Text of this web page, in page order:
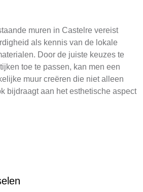
muren in Castelre vereist
als kennis van de lokale
Door de juiste keuzes te
toe te passen, kan men een
muur creëren die niet alleen
bijdraagt aan het esthetische aspect